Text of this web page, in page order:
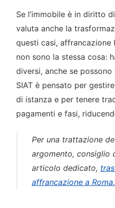
Se l’immobile è in diritto
valuta anche la
questi casi, affrancazione
non sono la stessa cosa:
diversi, anche se
SIAT è pensato per
di istanza e per tenere
pagamenti e fasi,
Per una trattazione
argomento, consiglio
articolo dedicato,
affrancazione a Roma.